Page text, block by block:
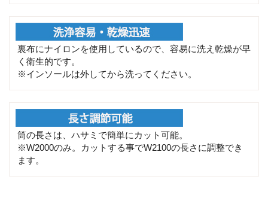
裏布にナイロンを使用しているので、容易に洗え乾燥が早
く衛生的です。
※インソールは外してから洗ってください。
筒の長さは、ハサミで簡単にカット可能。
※W2000のみ。カットする事でW2100の長さに調整でき
ます。